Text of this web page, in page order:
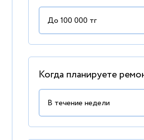
Когда планируете